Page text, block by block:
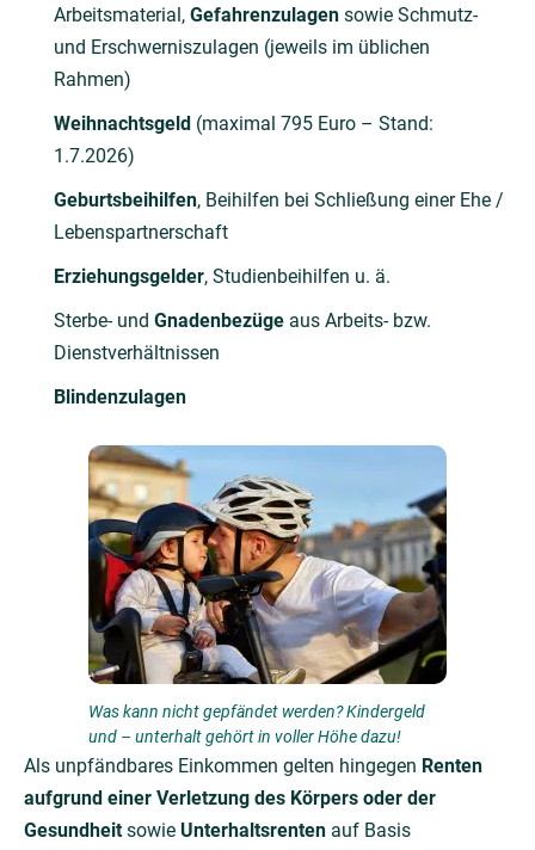
Arbeitsmaterial, Gefahrenzulagen sowie Schmutz-
und Erschwerniszulagen (jeweils im üblichen
Rahmen)
Weihnachtsgeld (maximal 795 Euro – Stand:
1.7.2026)
Geburtsbeihilfen, Beihilfen bei Schließung einer Ehe /
Lebenspartnerschaft
Erziehungsgelder, Studienbeihilfen u. ä.
Sterbe- und Gnadenbezüge aus Arbeits- bzw.
Dienstverhältnissen
Blindenzulagen
Was kann nicht gepfändet werden? Kindergeld
und – unterhalt gehört in voller Höhe dazu!
Als unpfändbares Einkommen gelten hingegen Renten
aufgrund einer Verletzung des Körpers oder der
Gesundheitsowie Unterhaltsrenten auf Basis